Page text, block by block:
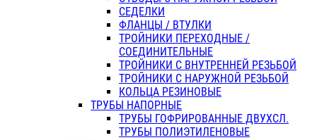
СЕДЕЛКИ
ФЛАНЦЫ / ВТУЛКИ
ТРОЙНИКИ ПЕРЕХОДНЫЕ /
СОЕДИНИТЕЛЬНЫЕ
ТРОЙНИКИ С ВНУТРЕННЕЙ РЕЗЬБОЙ
ТРОЙНИКИ С НАРУЖНОЙ РЕЗЬБОЙ
КОЛЬЦА РЕЗИНОВЫЕ
ТРУБЫ НАПОРНЫЕ
ТРУБЫ ГОФРИРОВАННЫЕ ДВУХСЛ.
ТРУБЫ ПОЛИЭТИЛЕНОВЫЕ